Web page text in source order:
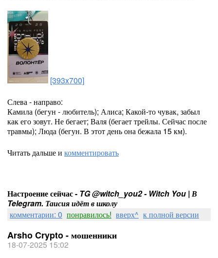
[393x700]
Слева - направо:
Камила (бегун - любитель); Алиса; Какой-то чувак, забыл
как его зовут. Не бегает; Валя (бегает трейлы. Сейчас после
травмы); Люда (бегун. В этот день она бежала 15 км).
Читать дальше и комментировать
Настроение сейчас - TG @witch_you2 - Witch You | В
Telegram. Таисия идёт в школу
комментарии: 0 понравилось! вверх^ к полной версии
Arsho Crypto - мошенники
18-07-2025 15:02